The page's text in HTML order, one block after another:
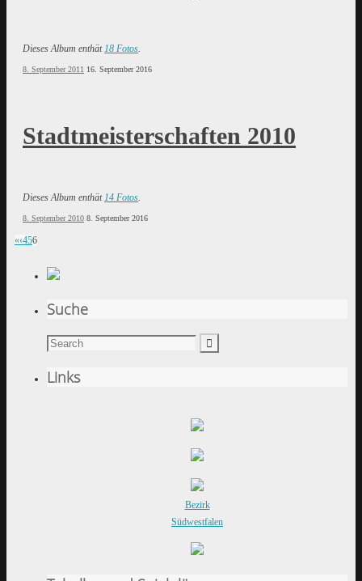
Dieses Album enthät 18 Fotos
8. September 2011 16. September 2016
Stadtmeisterschaften 2010
Dieses Album enthät14 Fotos.
8. September 2010 8. September 2016
«‹456
Suche
Links
Bezirk
Südwestfalen